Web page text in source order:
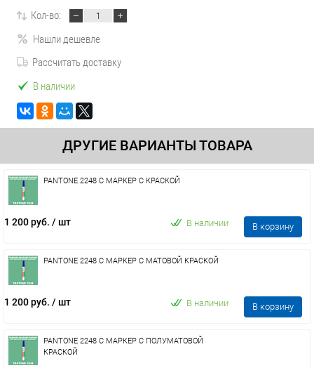
Кол-во:
Нашли дешевле
Рассчитать доставку
В наличии
ДРУГИЕ ВАРИАНТЫ ТОВАРА
PANTONE 2248 C МАРКЕР С КРАСКОЙ
1 200 руб. / шт В наличии В корзину
PANTONE 2248 C МАРКЕР С МАТОВОЙ КРАСКОЙ
1 200 руб. / шт В наличии В корзину
PANTONE 2248 C МАРКЕР С ПОЛУМАТОВОЙ
КРАСКОЙ